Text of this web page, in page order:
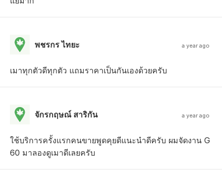
พชรกร ไทยะ a year ago
เมาทุกตัวดีทุกตัว แถมราคาเป็นกันเองด้วยครับ
จักรกฤษณ์ สาริกัน a year ago
ใช้บริการครั้งแรกคนขายพูดคุยดีแนะนำดีครับ ผมจัดงาน G
60 มาลองดูเมาดีเลยครับ